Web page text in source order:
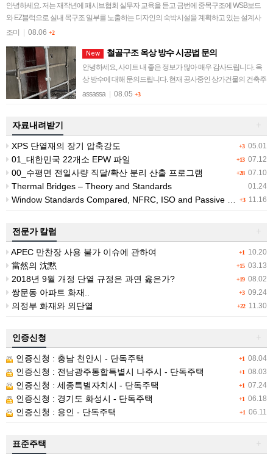
안녕하세요. 저는 재작년에 패시브협회 실무자 교육을 듣고 금번에 중목구조에 WSB보드
와 EZ블럭으로 실내 목구조 일부를 노출하는 디자인의 숙박시설을 계획하고 있는 설계사
무소 직원입니다. 허가권자와 이견으로 일정이 지…
조미 08.06 +2
New 철골구조 옥상 방수 시공법 문의
안녕하세요, 사이트 내 좋은 정보가 많아 매우 감사드립니다. 옥
상 방수에 대해 문의드립니다. 현재 공사중인 상가건물의 건축주
입니다. 철골구조의 건물로, 옥상지붕 위로 디자인 구조물이 있
assassa 08.05 +3
자료내려받기
+3 05.01
XPS 단열재의 장기 압축강도
+13 07.12
01_대한민국 22개소 EPW 파일
+28 07.10
00_수평면 전일사량 직달/확산 분리 산출 프로그램
01.24
Thermal Bridges – Theory and Standards
+3 11.16
Window Standards Compared, NFRC, ISO and Passive House Ratings
전문가 칼럼
+1 10.20
APEC 만찬장 사용 불가 이슈에 관하여
+15 03.13
當然의 沈黙
+19 08.02
2018년 9월 개정 단열 규정은 과연 옳은가?
+3 09.24
쌍문동 아파트 화재..
+22 11.30
의정부 화재와 외단열
인증신청
+1 08.04
인증신청 : 충남 천안시 - 단독주택
+1 08.03
인증신청 : 전남광주통합특별시 나주시 - 단독주택
+1 07.24
인증신청 : 세종특별자치시 - 단독주택
+1 06.18
인증신청 : 경기도 화성시 - 단독주택
+1 06.11
인증신청 : 용인 - 단독주택
표준주택